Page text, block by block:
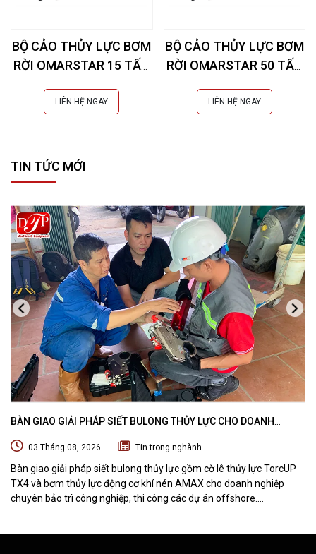
BỘ CẢO THỦY LỰC BƠM
RỜI OMARSTAR 15 TẤN
LIÊN HỆ NGAY
BỘ CẢO THỦY LỰC BƠM
RỜI OMARSTAR 50 TẤN
LIÊN HỆ NGAY
TIN TỨC MỚI
BÀN GIAO GIẢI PHÁP SIẾT BULONG THỦY LỰC CHO DOANH
03 Tháng 08, 2026 Tin trong nghành
Bàn giao giải pháp siết bulong thủy lực gồm cờ lê thủy lực TorcUP
TX4 và bơm thủy lực động cơ khí nén AMAX cho doanh nghiệp
chuyên bảo trì công nghiệp, thi công các dự án offshore.